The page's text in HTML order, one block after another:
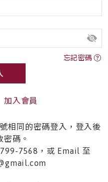
忘記密碼
加入會員
相同的密碼登入，登入後
密碼。
7568，或 Email 至